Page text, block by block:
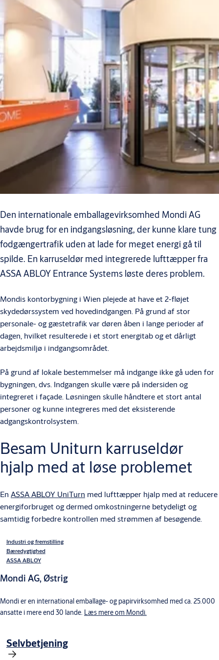
Den internationale emballagevirksomhed Mondi AG
havde brug for en indgangsløsning, der kunne klare tung
fodgængertrafik uden at lade for meget energi gå til
spilde. En karruseldør med integrerede lufttæpper fra
ASSA ABLOY Entrance Systems løste deres problem.
Mondis kontorbygning i Wien plejede at have et 2-fløjet
skydedørssystem ved hovedindgangen. På grund af stor
personale- og gæstetrafik var døren åben i lange perioder af
dagen, hvilket resulterede i et stort energitab og et dårligt
arbejdsmiljø i indgangsområdet.
På grund af lokale bestemmelser må indgange ikke gå uden for
bygningen, dvs. Indgangen skulle være på indersiden og
integreret i façade. Løsningen skulle håndtere et stort antal
personer og kunne integreres med det eksisterende
adgangskontrolsystem.
Besam Uniturn karruseldør
hjalp med at løse problemet
En ASSA ABLOY UniTurn med lufttæpper hjalp med at reducere
energiforbruget og dermed omkostningerne betydeligt og
samtidig forbedre kontrollen med strømmen af besøgende.
Industri og fremstilling
Bæredygtighed
ASSA ABLOY
Mondi AG, Østrig
Mondi er en international emballage- og papirvirksomhed med ca. 25.000
ansatte i mere end 30 lande. Læs mere om Mondi.
Selvbetjening